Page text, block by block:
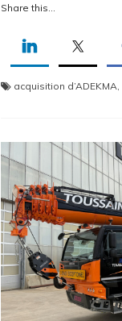
Share this...
acquisition d’ADEKMA